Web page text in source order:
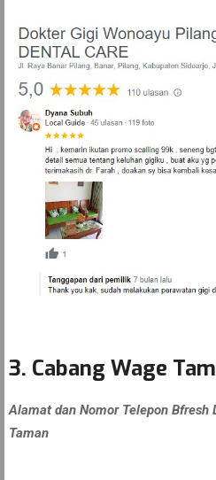
3. Cabang Wage
Alamat dan Nomor Telepon Bfresh
Taman